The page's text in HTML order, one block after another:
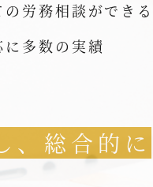
労務相談ができる
多数の実績
、総合的に